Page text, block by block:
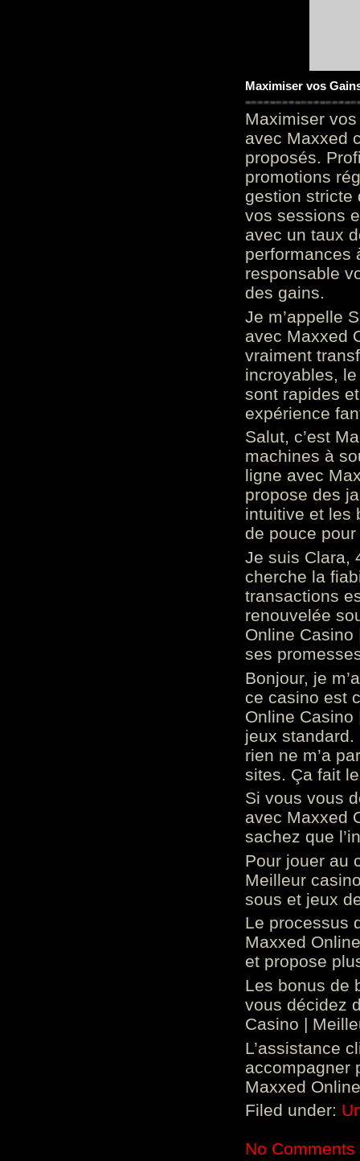
Maximiser vos
Maximiser
avec Maxxed
proposés.
promotions
gestion stricte
vos sessions
avec un taux
performances
responsable
des gains.
Je m’appelle
avec Maxxed
vraiment
incroyables,
sont rapides
expérience
Salut, c’est
machines à
ligne avec
propose des
intuitive et les
de pouce
Je suis Clara,
cherche la
transactions
renouvelée
Online
ses
Bonjour, je
ce casino est
Online
jeux standard.
rien ne m’a
sites. Ça fait
Si vous vous
avec Maxxed
sachez que
Pour jouer au
Meilleur
sous et jeux
Le processus
Maxxed
et propose
Les bonus de
vous décidez
Casino |
L’assistance
accompagner
Maxxed
Filed under:
No Comments